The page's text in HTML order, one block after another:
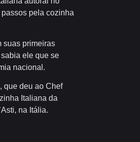
pela cozinha
suas primeiras
ele que se
nacional.
que deu ao Chef
Italiana da
na Itália.